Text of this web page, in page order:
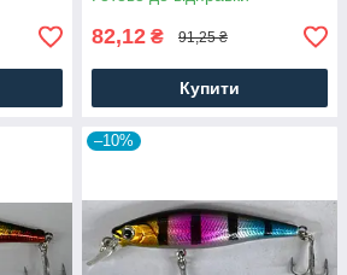
82,12 ₴ 91,25 ₴
Купити
–10%